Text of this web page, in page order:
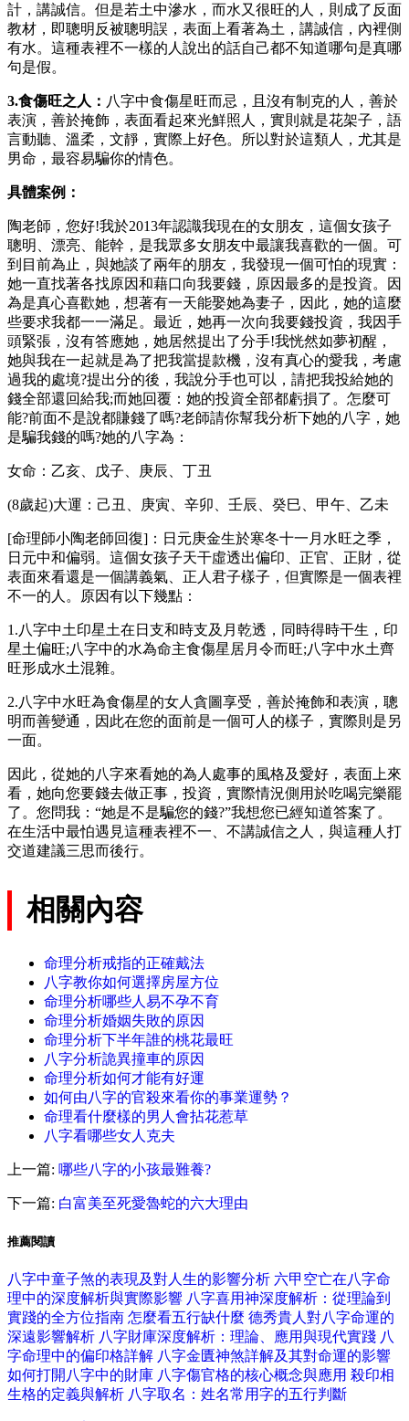
計，講誠信。但是若土中滲水，而水又很旺的人，則成了反面
教材，即聰明反被聰明誤，表面上看著為土，講誠信，內裡側
有水。這種表裡不一樣的人說出的話自己都不知道哪句是真哪
句是假。
3.食傷旺之人： 八字中食傷星旺而忌，且沒有制克的人，善於
表演，善於掩飾，表面看起來光鮮照人，實則就是花架子，語
言動聽、溫柔，文靜，實際上好色。所以對於這類人，尤其是
男命，最容易騙你的情色。
具體案例：
陶老師，您好!我於2013年認識我現在的女朋友，這個女孩子
聰明、漂亮、能幹，是我眾多女朋友中最讓我喜歡的一個。可
到目前為止，與她談了兩年的朋友，我發現一個可怕的現實：
她一直找著各找原因和藉口向我要錢，原因最多的是投資。因
為是真心喜歡她，想著有一天能娶她為妻子，因此，她的這麼
些要求我都一一滿足。最近，她再一次向我要錢投資，我因手
頭緊張，沒有答應她，她居然提出了分手!我恍然如夢初醒，
她與我在一起就是為了把我當提款機，沒有真心的愛我，考慮
過我的處境?提出分的後，我說分手也可以，請把我投給她的
錢全部還回給我;而她回覆：她的投資全部都虧損了。怎麼可
能?前面不是說都賺錢了嗎?老師請你幫我分析下她的八字，她
是騙我錢的嗎?她的八字為：
女命：乙亥、戊子、庚辰、丁丑
(8歲起)大運：己丑、庚寅、辛卯、壬辰、癸巳、甲午、乙未
[命理師小陶老師回復]：日元庚金生於寒冬十一月水旺之季，
日元中和偏弱。這個女孩子天干虛透出偏印、正官、正財，從
表面來看還是一個講義氣、正人君子樣子，但實際是一個表裡
不一的人。原因有以下幾點：
1.八字中土印星土在日支和時支及月乾透，同時得時干生，印
星土偏旺;八字中的水為命主食傷星居月令而旺;八字中水土齊
旺形成水土混雜。
2.八字中水旺為食傷星的女人貪圖享受，善於掩飾和表演，聰
明而善變通，因此在您的面前是一個可人的樣子，實際則是另
一面。
因此，從她的八字來看她的為人處事的風格及愛好，表面上來
看，她向您要錢去做正事，投資，實際情況側用於吃喝完樂罷
了。您問我：“她是不是騙您的錢?”我想您已經知道答案了。
在生活中最怕遇見這種表裡不一、不講誠信之人，與這種人打
交道建議三思而後行。
相關內容
命理分析戒指的正確戴法
八字教你如何選擇房屋方位
命理分析哪些人易不孕不育
命理分析婚姻失敗的原因
命理分析下半年誰的桃花最旺
八字分析詭異撞車的原因
命理分析如何才能有好運
如何由八字的官殺來看你的事業運勢？
命理看什麼樣的男人會拈花惹草
八字看哪些女人克夫
上一篇: 哪些八字的小孩最難養?
下一篇: 白富美至死愛魯蛇的六大理由
推薦閱讀
八字中童子煞的表現及對人生的影響分析 六甲空亡在八字命
理中的深度解析與實際影響 八字喜用神深度解析：從理論到
實踐的全方位指南 怎麼看五行缺什麼 德秀貴人對八字命運的
深遠影響解析 八字財庫深度解析：理論、應用與現代實踐 八
字命理中的偏印格詳解 八字金匱神煞詳解及其對命運的影響
如何打開八字中的財庫 八字傷官格的核心概念與應用 殺印相
生格的定義與解析 八字取名：姓名常用字的五行判斷